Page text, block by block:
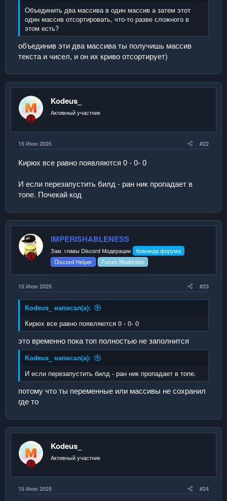
↓ Прочти перед написанием кода
СПОЙЛЕР:НАПИСАНИЯ КОДА
Последнее редактирование:18 Мар 2026
Р
е
а
к
ц
и
и
Falkeblut,MakcMakc
Объединить два массива в один массив а затем этот
один массив отсортировать, что-то разве сложного в
этом есть?
объединив эти два массива ты получишь массив
текста и чисел, и он их криво отсортирует)
Kodeus_
Активный участник
15 Июн 2025 #22
Кирюх все равно появляются 0 - 0- 0
И если перезапустить билд - ран ник пропадает в
топе. Почекай код
IMPERISHABLENESS
Зам. главы Discord Модерации
Команда форума
Discord Helper
Forum Moderator
15 Июн 2025 #23
Kodeus_ написал(а):
Кирюх все равно появляются 0 - 0- 0
это временно пока топ полностью не заполнится
Kodeus_ написал(а):
И если перезапустить билд - ран ник пропадает в топе.
потому что ты переменные или массивы не сохранил
где то
Kodeus_
Активный участник
15 Июн 2025 #24